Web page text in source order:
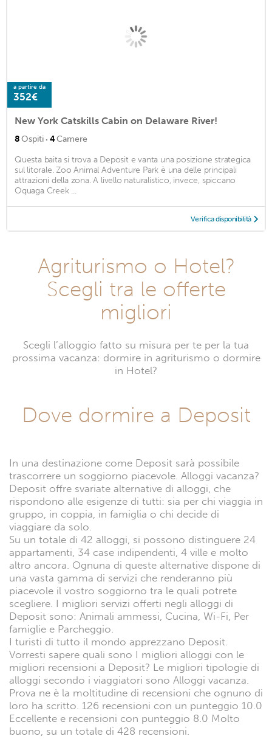
a partire da
352€
New York Catskills Cabin on Delaware River!
8Ospiti · 4Camere
Questa baita si trova a Deposit e vanta una posizione strategica
sul litorale. Zoo Animal Adventure Park è una delle principali
attrazioni della zona. A livello naturalistico, invece, spiccano
Oquaga Creek ...
Verifica disponibilità
Agriturismo o Hotel?
Scegli tra le offerte
migliori
Scegli l’alloggio fatto su misura per te per la tua
prossima vacanza: dormire in agriturismo o dormire
in Hotel?
Dove dormire a Deposit
In una destinazione come Deposit sarà possibile
trascorrere un soggiorno piacevole. Alloggi vacanza?
Deposit offre svariate alternative di alloggi, che
rispondono alle esigenze di tutti: sia per chi viaggia in
gruppo, in coppia, in famiglia o chi decide di
viaggiare da solo.
Su un totale di 42 alloggi, si possono distinguere 24
appartamenti, 34 case indipendenti, 4 ville e molto
altro ancora. Ognuna di queste alternative dispone di
una vasta gamma di servizi che renderanno più
piacevole il vostro soggiorno tra le quali potrete
scegliere. I migliori servizi offerti negli alloggi di
Deposit sono: Animali ammessi, Cucina, Wi-Fi, Per
famiglie e Parcheggio.
I turisti di tutto il mondo apprezzano Deposit.
Vorresti sapere quali sono I migliori alloggi con le
migliori recensioni a Deposit? Le migliori tipologie di
alloggi secondo i viaggiatori sono Alloggi vacanza.
Prova ne è la moltitudine di recensioni che ognuno di
loro ha scritto. 126 recensioni con un punteggio 10.0
Eccellente e recensioni con punteggio 8.0 Molto
buono, su un totale di 428 recensioni.